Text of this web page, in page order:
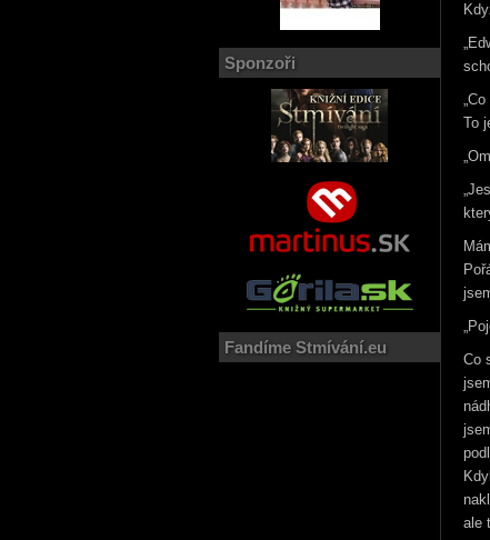
Sponzoři
Fandíme Stmívání.eu
To
Co
ale